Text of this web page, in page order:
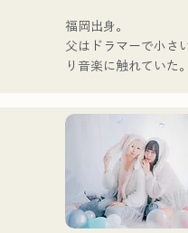
成、バンド編成など
まな形で音楽を表現
レコーディングやラ
meowの大晟（Dr.）
perfect meの末廣悠弥
（Gt.）、xanadooの
（Ba.）を迎え、活動
う。
福岡出身。
父はドラマーで小さ
り音楽に触れていた
家族で音楽を楽しむ
ジックファミリー。
10代後半にアメリカ
半留学。
現在はLOVE FMの
×serendipity"でラジ